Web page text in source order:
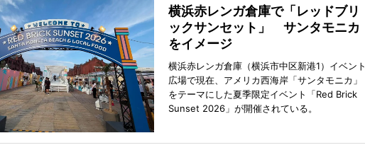
横浜赤レンガ倉庫で「レッドブリ
ックサンセット」 サンタモニカ
をイメージ
横浜赤レンガ倉庫（横浜市中区新港1）イベント
広場で現在、アメリカ西海岸「サンタモニカ」
をテーマにした夏季限定イベント「Red Brick
Sunset 2026」が開催されている。